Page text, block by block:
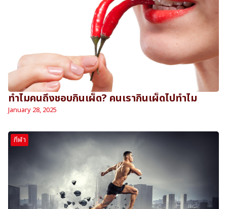
ทำไมคนถึงชอบกินเผ็ด? คนเรากินเผ็ดไปทำไม
January 28, 2025
กีฬา